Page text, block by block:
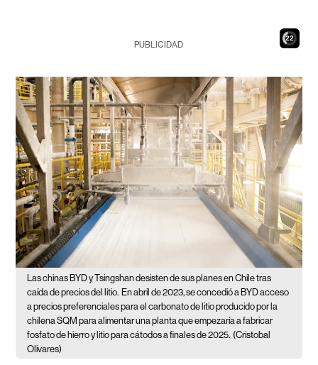
21
PUBLICIDAD
Las chinas BYD y Tsingshan desisten de sus planes en Chile tras
caída de precios del litio. En abril de 2023, se concedió a BYD acceso
a precios preferenciales para el carbonato de litio producido por la
chilena SQM para alimentar una planta que empezaría a fabricar
fosfato de hierro y litio para cátodos a finales de 2025. (Cristobal
Olivares)